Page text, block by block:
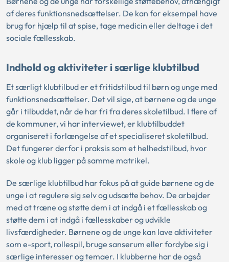
af deres funktionsnedsættelser. De kan for eksempel have
brug for hjælp til at spise, tage medicin eller deltage i det
sociale fællesskab.
Indhold og aktiviteter i særlige klubtilbud
Et særligt klubtilbud er et fritidstilbud til børn og unge med
funktionsnedsættelser. Det vil sige, at børnene og de unge
går i tilbuddet, når de har fri fra deres skoletilbud. I flere af
de kommuner, vi har interviewet, er klubtilbuddet
organiseret i forlængelse af et specialiseret skoletilbud.
Det fungerer derfor i praksis som et helhedstilbud, hvor
skole og klub ligger på samme matrikel.
De særlige klubtilbud har fokus på at guide børnene og de
unge i at regulere sig selv og udsætte behov. De arbejder
med at træne og støtte dem i at indgå i et fællesskab og
støtte dem i at indgå i fællesskaber og udvikle
livsfærdigheder. Børnene og de unge kan lave aktiviteter
som e-sport, rollespil, bruge sanserum eller fordybe sig i
særlige interesser og temaer. I klubberne har de også